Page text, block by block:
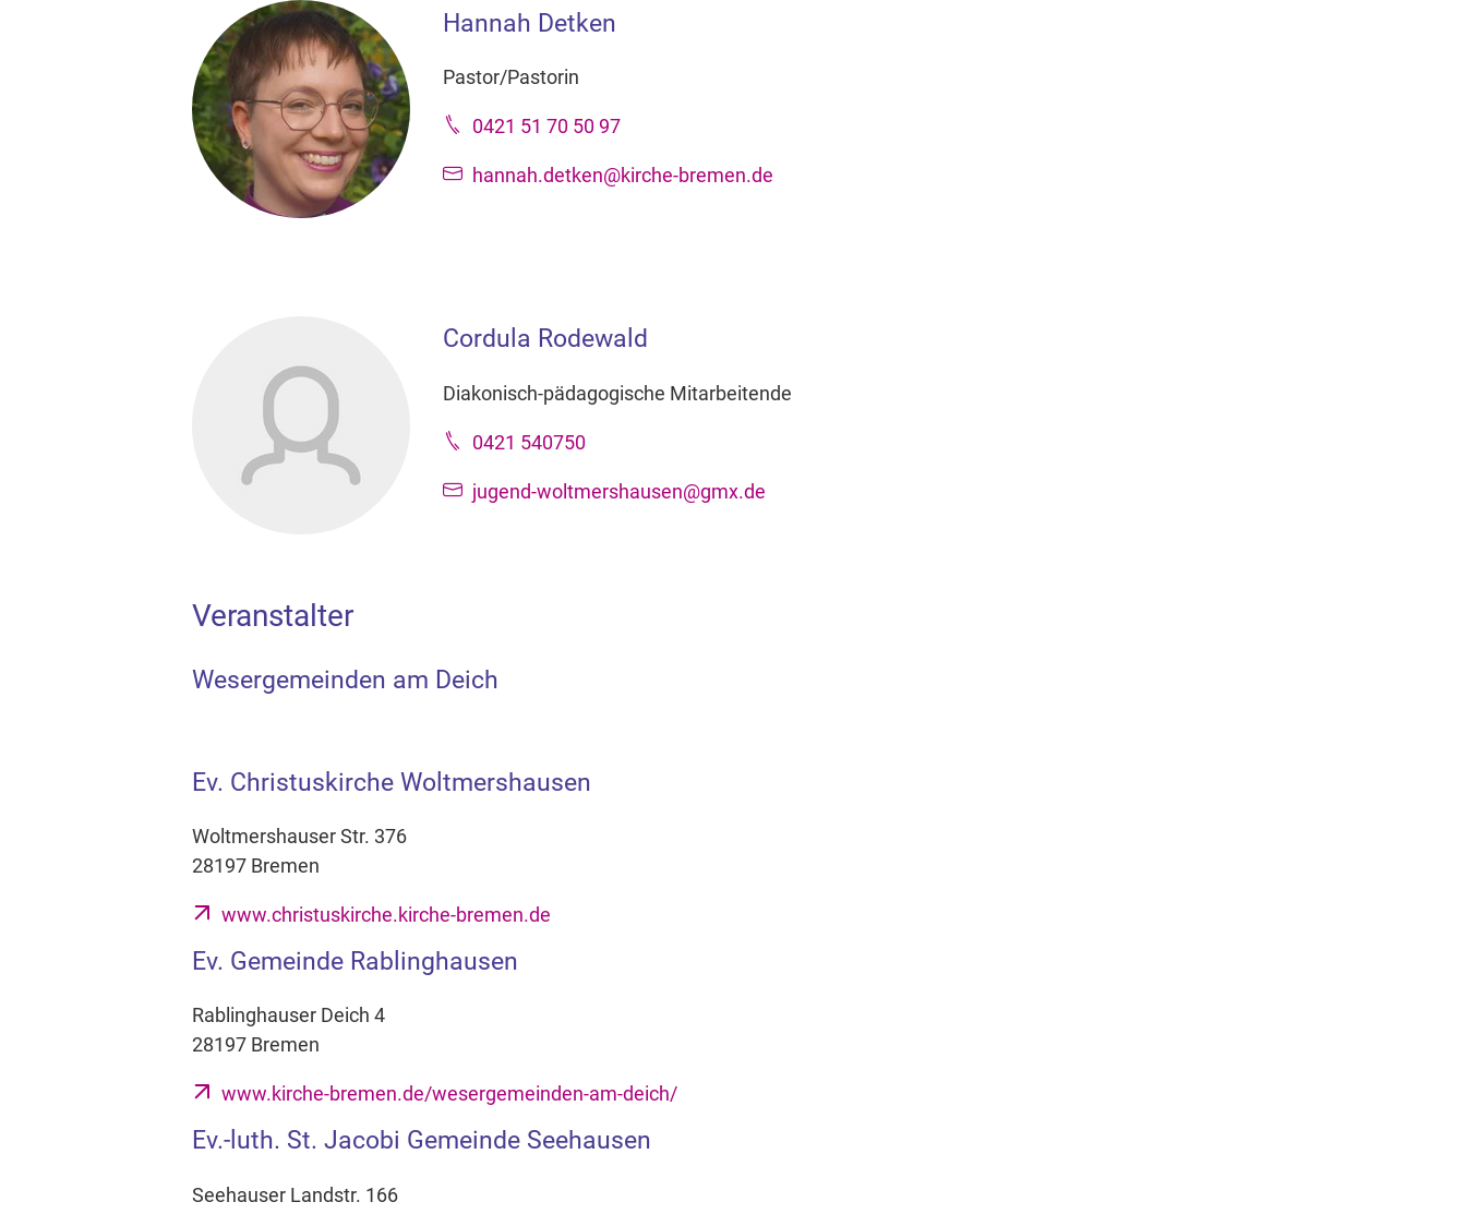
Hannah Detken
Pastor/Pastorin
0421 51 70 50 97
hannah.detken@kirche-bremen.de
Cordula Rodewald
Diakonisch-pädagogische Mitarbeitende
0421 540750
jugend-woltmershausen@gmx.de
Veranstalter
Wesergemeinden am Deich
Ev. Christuskirche Woltmershausen
Woltmershauser Str. 376
28197 Bremen
www.christuskirche.kirche-bremen.de
Ev. Gemeinde Rablinghausen
Rablinghauser Deich 4
28197 Bremen
www.kirche-bremen.de/wesergemeinden-am-deich/
Ev.-luth. St. Jacobi Gemeinde Seehausen
Seehauser Landstr. 166